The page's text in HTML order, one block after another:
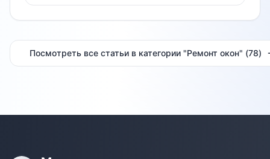
Посмотреть все статьи в категории "Ремонт окон" (78)